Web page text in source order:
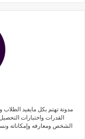
مدونة تهتم بكل مايفيد الطلاب
القدرات واختبارات
الشخص ومعارفه وإمكاناته